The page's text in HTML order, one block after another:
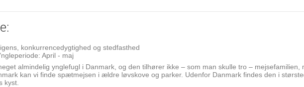
konkurrencedygtighed og stedfasthed
April - maj
almindelig ynglefugl i Danmark, og den tilhører ikke – som man skulle tro – mejsefamilien,
kan vi finde spætmejsen i ældre løvskove og parker. Udenfor Danmark findes den i
kyst.